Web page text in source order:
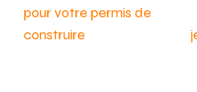
pour votre permis de
construire